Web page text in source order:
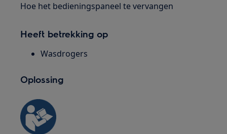
Hoe het bedieningspaneel te vervangen
Heeft betrekking op
Wasdrogers
Oplossing